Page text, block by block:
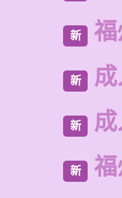
新
新
新
新